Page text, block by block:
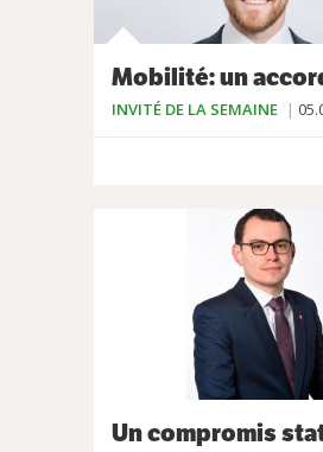
Mobilité: un
INVITÉ DE LA SEMAINE
Un compromis